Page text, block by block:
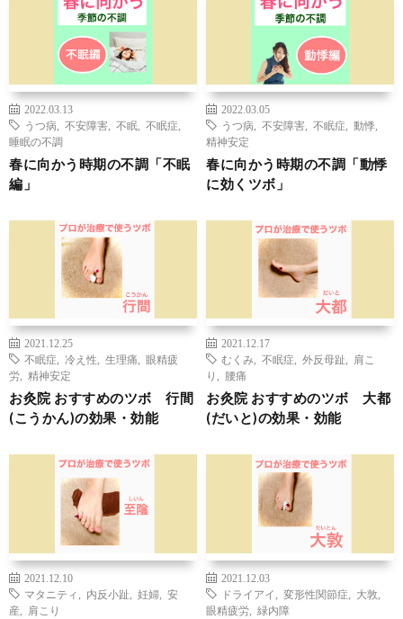
2022.03.13
うつ病
不安障害 不眠 不眠症
睡眠の不調
春に向かう時期の不調「不眠
編」
2022.03.05
うつ病
不安障害 不眠症 動悸
精神安定
春に向かう時期の不調「動悸
に効くツボ」
2021.12.25
不眠症
冷え性 生理痛
眼精疲
労
精神安定
お灸院 おすすめのツボ 行間
(こうかん)の効果・効能
2021.12.17
むくみ
不眠症 外反母趾
肩こ
り
腰痛
お灸院 おすすめのツボ 大都
(だいと)の効果・効能
2021.12.10
マタニティ
内反小趾 妊婦
安
産
肩こり
2021.12.03
ドライアイ
変形性関節症 大敦
眼精疲労
緑内障